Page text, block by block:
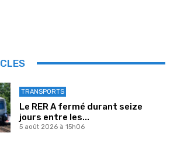
TRANSPORTS
Le RER A fermé durant seize
jours entre les...
5 août 2026 à 15h06